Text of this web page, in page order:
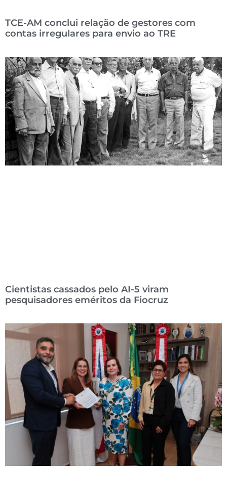
TCE-AM conclui relação de gestores com
contas irregulares para envio ao TRE
Cientistas cassados pelo AI-5 viram
pesquisadores eméritos da Fiocruz